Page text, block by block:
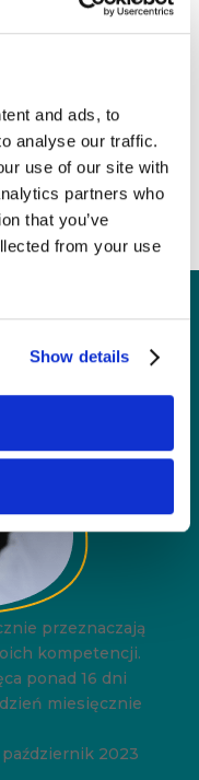
and ads, to
analyse our traffic.
use of our site with
partners who
that you’ve
from your use
Show details
przeznaczają
kompetencji.
ponad 16 dni
miesięcznie
2023